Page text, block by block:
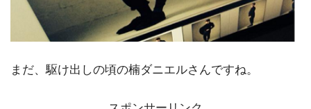
まだ、駆け出しの頃の楠ダニエルさんですね。